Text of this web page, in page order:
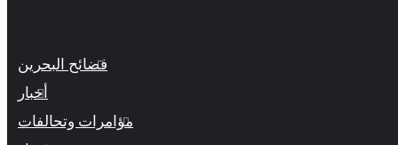
فضائح البحرين
أخبار
مؤامرات وتحالفات